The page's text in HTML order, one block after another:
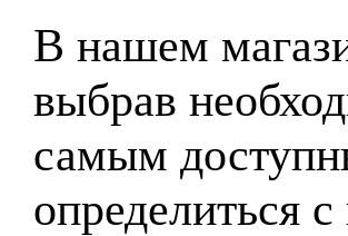
В нашем
выбрав
самым
определиться